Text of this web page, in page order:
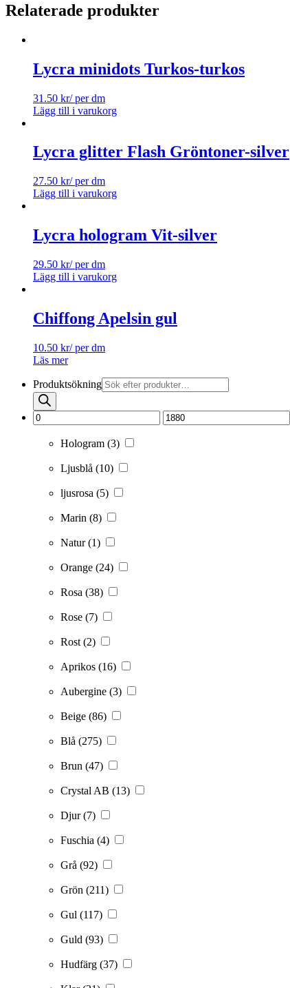
Relaterade produkter
Lycra minidots Turkos-turkos
31.50 kr/ per dm
Lägg till i varukorg
Lycra glitter Flash Gröntoner-silver
27.50 kr/ per dm
Lägg till i varukorg
Lycra hologram Vit-silver
29.50 kr/ per dm
Lägg till i varukorg
Chiffong Apelsin gul
10.50 kr/ per dm
Läs mer
Produktsökning
Hologram (3)
Ljusblå (10)
ljusrosa (5)
Marin (8)
Natur(1)
Orange (24)
Rosa (38)
Rose (7)
Rost (2)
Aprikos (16)
Aubergine (3)
Beige (86)
Blå (275)
Brun (47)
Crystal AB (13)
Djur(7)
Fuschia (4)
Grå (92)
Grön (211)
Gul (117)
Guld (93)
Hudfärg (37)